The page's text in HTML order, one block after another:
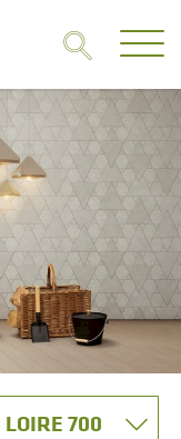
LOIRE 700